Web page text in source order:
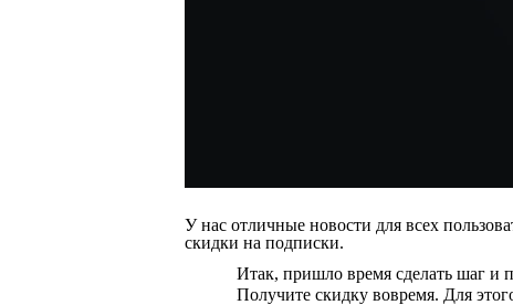
У нас отличные новости для всех
скидки на подписки.
Итак, пришло время сделать шаг и
Получите скидку вовремя. Для